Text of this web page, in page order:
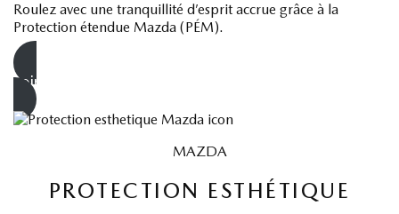
Roulez avec une tranquillité d’esprit accrue grâce à la
Protection étendue Mazda (PÉM).
voir les détails
MAZDA
PROTECTION ESTHÉTIQUE